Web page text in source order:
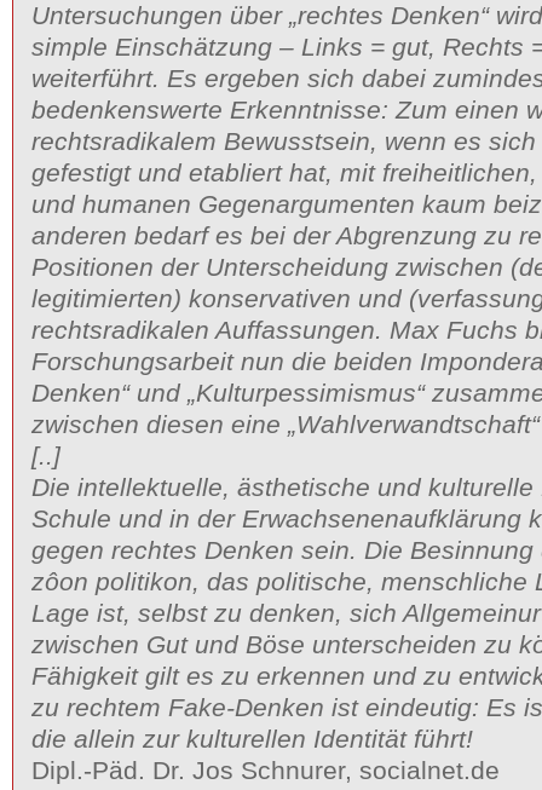
Untersuchungen über „rechtes Denken“
simple Einschätzung – Links = gut, Rechts
weiterführt. Es ergeben sich dabei
bedenkenswerte Erkenntnisse: Zum einen
rechtsradikalem Bewusstsein, wenn es
gefestigt und etabliert hat, mit
und humanen Gegenargumenten kaum
anderen bedarf es bei der Abgrenzung zu
Positionen der Unterscheidung zwischen
legitimierten) konservativen und
rechtsradikalen Auffassungen. Max Fuchs
Forschungsarbeit nun die beiden
Denken“ und „Kulturpessimismus“
zwischen diesen eine
[..]
Die intellektuelle, ästhetische und kulturelle
Schule und in der Erwachsenenaufklärung
gegen rechtes Denken sein. Die
zôon politikon, das politische, menschliche
Lage ist, selbst zu denken, sich
zwischen Gut und Böse unterscheiden zu
Fähigkeit gilt es zu erkennen und zu
zu rechtem Fake-Denken ist eindeutig: Es
die allein zur kulturellen Identität führt!
Dipl.-Päd. Dr. Jos Schnurer, socialnet.de